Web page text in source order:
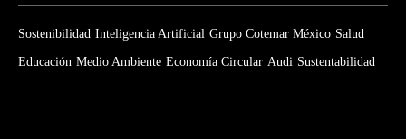
Sostenibilidad Inteligencia Artificial Grupo Cotemar México Salud
Educación Medio Ambiente Economía Circular Audi Sustentabilidad